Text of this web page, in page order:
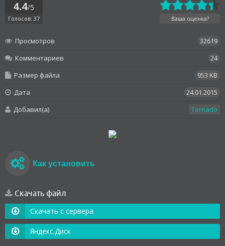
4.4/5
Голосов: 37 Ваша оценка?
Просмотров
32619
Комментариев
24
Размер файла
953 KB
Дата
24.01.2015
Добавил(а)
Tornado
Как установить
Скачать файл
Скачать с сервера
Яндекс.Диск